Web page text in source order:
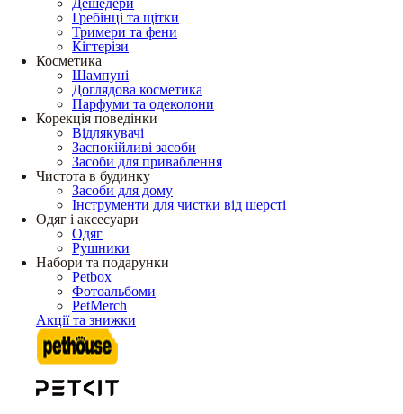
Дешедери
Гребінці та щітки
Тримери та фени
Кігтерізи
Косметика
Шампуні
Доглядова косметика
Парфуми та одеколони
Корекція поведінки
Відлякувачі
Заспокійливі засоби
Засоби для приваблення
Чистота в будинку
Засоби для дому
Інструменти для чистки від шерсті
Одяг і аксесуари
Одяг
Рушники
Набори та подарунки
Petbox
Фотоальбоми
PetMerch
Акції та знижки